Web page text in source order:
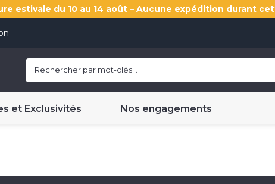
estivale du 10 au 14 août – Aucune expédition durant
et Exclusivités Nos engagements